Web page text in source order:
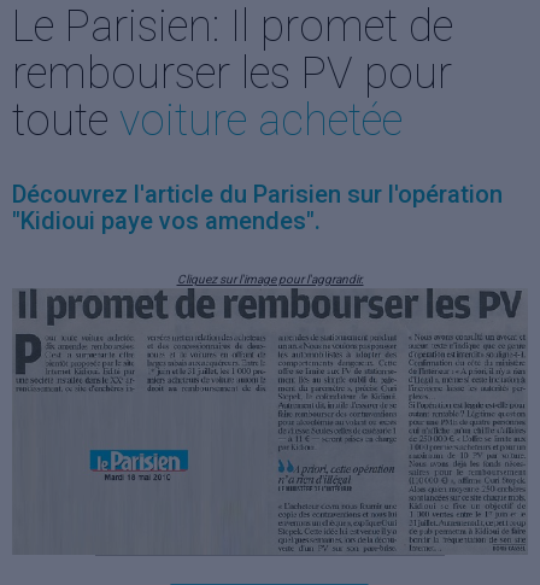
Le Parisien: Il promet de
rembourser les PV pour
toute voiture achetée
Découvrez l'article du Parisien sur l'opération
"Kidioui paye vos amendes".
Cliquez sur l'image pour l'aggrandir.